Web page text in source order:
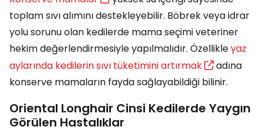
toplam sıvı alımını destekleyebilir. Böbrek veya idrar
yolu sorunu olan kedilerde mama seçimi veteriner
hekim değerlendirmesiyle yapılmalıdır. Özellikleyaz
aylarında kedilerin sıvı tüketimini artırmak
adına
konserve mamaların fayda sağlayabildiği bilinir.
Oriental Longhair Cinsi Kedilerde Yaygın
Görülen Hastalıklar